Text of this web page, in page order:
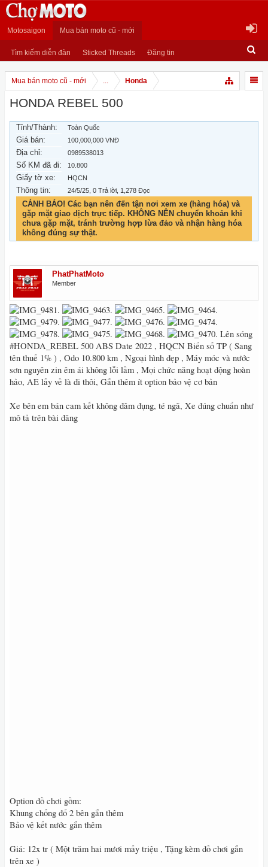
Motosaigon Mua bán moto cũ - mới
Tìm kiếm diễn đàn Sticked Threads Đăng tin
Mua bán moto cũ - mới ... Honda
HONDA REBEL 500
Tỉnh/Thành: Toàn Quốc
Giá bán: 100,000,000 VNĐ
Địa chỉ: 0989538013
Số KM đã đi: 10.800
Giấy tờ xe: HQCN
Thông tin: 24/5/25 , 0 Trả lời, 1,278 Đọc
CẢNH BÁO! Các bạn nên đến tận nơi xem xe (hàng hóa) và
gặp mặt giao dịch trực tiếp. KHÔNG NÊN chuyển khoản khi
chưa gặp mặt, tránh trường hợp lừa đảo và nhận hàng hóa
không đúng sự thật.
PhatPhatMoto
Member
Lên sóng
#HONDA_REBEL 500 ABS Date 2022 , HQCN Biển số TP ( Sang
tên thuế 1% ) , Odo 10.800 km , Ngoại hình đẹp , Máy móc và nước
sơn nguyên zin êm ái không lỗi lầm , Mọi chức năng hoạt động hoàn
hảo, AE lấy về là đi thôi, Gắn thêm ít option bảo vệ cơ bản
Xe bên em bán cam kết không đâm đụng, té ngã, Xe đúng chuẩn như
mô tả trên bài đăng
Option đồ chơi gồm:
Khung chống đổ 2 bên gắn thêm
Bảo vệ kết nước gắn thêm
Giá: 12x tr ( Một trăm hai mươi mấy triệu , Tặng kèm đồ chơi gắn
trên xe )